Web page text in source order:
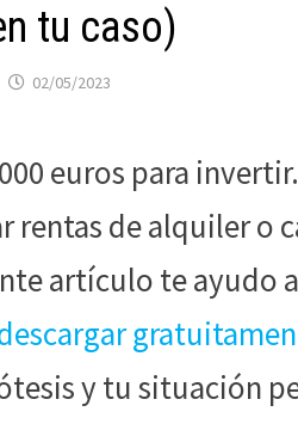
tu caso)
02/05/2023
euros para
rentas de alquiler o
artículo te ayudo
gratuitamen
y tu situación